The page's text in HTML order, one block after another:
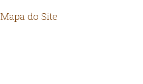
Mapa do Site